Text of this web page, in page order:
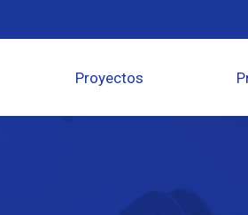
Proyectos